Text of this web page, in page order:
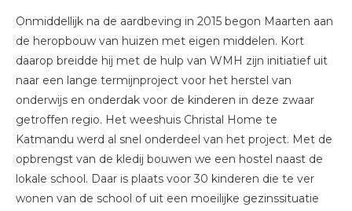
Onmiddellijk na de aardbeving in 2015 begon Maarten aan
de heropbouw van huizen met eigen middelen. Kort
daarop breidde hij met de hulp van WMH zijn initiatief uit
naar een lange termijnproject voor het herstel van
onderwijs en onderdak voor de kinderen in deze zwaar
getroffen regio. Het weeshuis Christal Home te
Katmandu werd al snel onderdeel van het project. Met de
opbrengst van de kledij bouwen we een hostel naast de
lokale school. Daar is plaats voor 30 kinderen die te ver
wonen van de school of uit een moeilijke gezinssituatie